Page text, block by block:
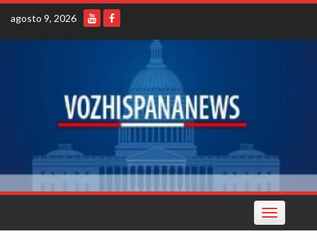
Skip
content
agosto 9, 2026
Toggle
navigation